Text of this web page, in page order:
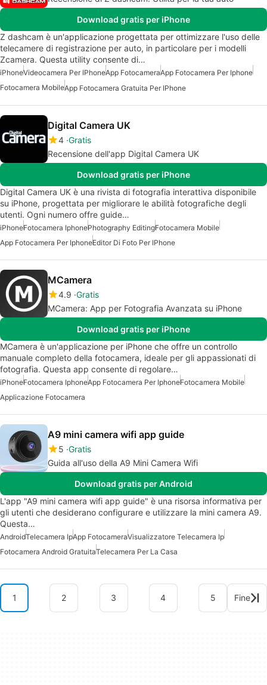
Download gratis per iPhone
Z dashcam è un'applicazione progettata per ottimizzare l'uso delle
telecamere di registrazione per auto, in particolare per i modelli
Zcamera. Questa utility consente di…
iPhoneVideocamera Per IPhoneApp FotocameraApp Fotocamera Per Iphone
Fotocamera MobileApp Fotocamera Gratuita Per IPhone
Digital Camera UK
4 Gratis
Recensione dell'app Digital Camera UK
Download gratis per iPhone
Digital Camera UK è una rivista di fotografia interattiva disponibile
su iPhone, progettata per migliorare le abilità fotografiche degli
utenti. Ogni numero offre guide…
iPhoneFotocamera IphonePhotography EditingFotocamera Mobile
App Fotocamera Per IphoneEditor Di Foto Per IPhone
MCamera
4.9 Gratis
MCamera: App per Fotografia Avanzata su iPhone
Download gratis per iPhone
MCamera è un'applicazione per iPhone che offre un controllo
manuale completo della fotocamera, ideale per gli appassionati di
fotografia. Questa app consente di regolare…
iPhoneFotocamera IphoneApp Fotocamera Per IphoneFotocamera Mobile
Applicazione Fotocamera
A9 mini camera wifi app guide
5 Gratis
Guida all'uso della A9 Mini Camera Wifi
Download gratis per Android
L'app "A9 mini camera wifi app guide" è una risorsa informativa per
gli utenti che desiderano configurare e utilizzare la mini camera A9.
Questa…
AndroidTelecamera IpApp FotocameraVisualizzatore Telecamera Ip
Fotocamera Android GratuitaTelecamera Per La Casa
1 2 3 4 5 Fine